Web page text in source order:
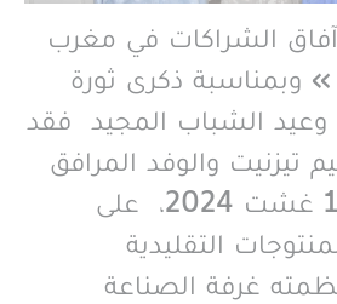
الشراكات في مغرب
» وبمناسبة ذكرى ثورة
الشباب المجيد فقد
تيزنيت والوفد المرافق
له يوم الاثنين 19 غشت 2024، على
التقليدية
غرفة الصناعة